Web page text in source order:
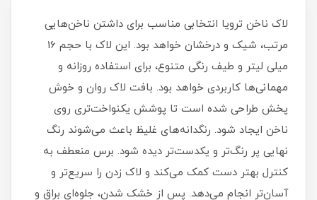
لاک ناخن ترویا انتخابی مناسب برای داشتن ناخن‌هایی
مرتب، شیک و درخشان خواهد بود. این لاک با حجم 16
میلی‌ لیتر و طیف رنگی متنوع، برای استفاده روزانه و
مهمانی‌ها کاربردی خواهد بود. بافت لاک روان و خوش‌
پخش طراحی شده است تا پوشش یکنواخت‌تری روی
ناخن ایجاد شود. رنگدانه‌های غلیظ باعث می‌شوند رنگ
نهایی پر رنگ‌تر و یکدست‌تر دیده شود. برس منعطف به
کنترل بهتر دست کمک می‌کند و لاک زدن را سریع‌تر و
آسان‌تر انجام می‌دهد. پس از خشک شدن، جلوه‌ای براق و